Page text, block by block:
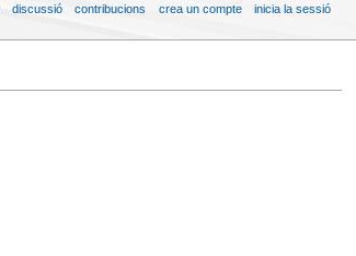
discussió contribucions crea un compte inicia la sessió